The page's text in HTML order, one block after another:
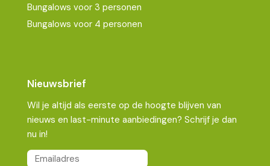
Bungalows voor 3 personen
Bungalows voor 4 personen
Nieuwsbrief
Wil je altijd als eerste op de hoogte blijven van
nieuws en last-minute aanbiedingen? Schrijf je dan
nu in!